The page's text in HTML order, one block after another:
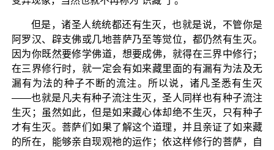
但是，诸圣人统统都还有生灭，也就是说，不管你是
阿罗汉、辟支佛或几地菩萨乃至等觉位，都仍然有生灭。
因为你既然要修学佛道，想要成佛，就得在三界中修行；
在三界修行时，就一定会有如来藏里面的有漏有为法及无
漏有为法的种子不断的流注。所以说，诸凡圣悉有生灭
——也就是凡夫有种子流注生灭，圣人同样也有种子流注
生灭；虽然如此，但是如来藏心体却绝不生灭，只有种子
才有生灭。菩萨们如果了解这个道理，并且亲证了如来藏
的所在，能够亲自现观祂的运作；依这样修行的菩萨，自